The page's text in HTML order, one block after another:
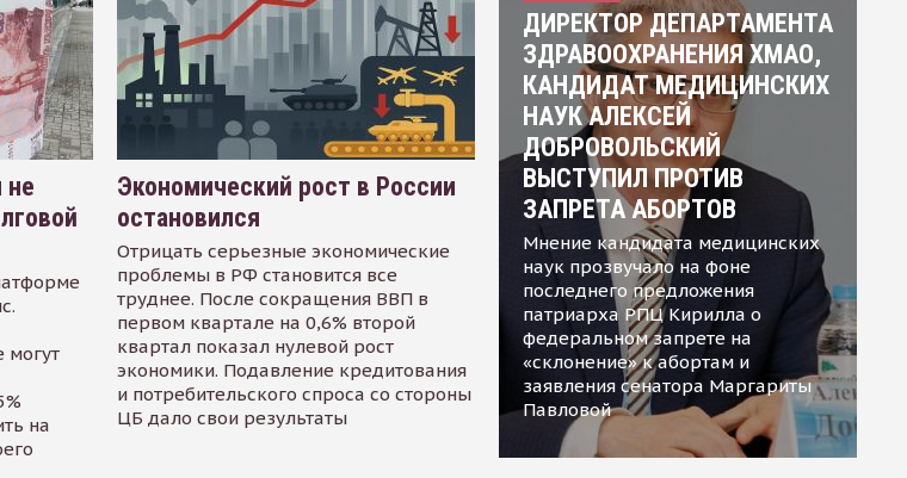
не
могут
на
Экономический рост в России
остановился
Отрицать серьезные экономические
проблемы в РФ становится все
труднее. После сокращения ВВП в
первом квартале на 0,6% второй
квартал показал нулевой рост
экономики. Подавление кредитования
и потребительского спроса со стороны
ЦБ дало свои результаты
ДИРЕКТОР ДЕПАРТАМЕНТА
ЗДРАВООХРАНЕНИЯ ХМАО,
КАНДИДАТ МЕДИЦИНСКИХ
НАУК АЛЕКСЕЙ
ДОБРОВОЛЬСКИЙ
ВЫСТУПИЛ ПРОТИВ
ЗАПРЕТА АБОРТОВ
Мнение кандидата медицинских
наук прозвучало на фоне
последнего предложения
патриарха РПЦ Кирилла о
федеральном запрете на
«склонение» к абортам и
заявления сенатора Маргариты
Павловой